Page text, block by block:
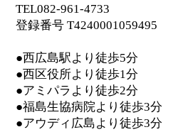
TEL082-961-4733
登録番号 T4240001059495
●西広島駅より徒歩5分
●西区役所より徒歩1分
●アミパラより徒歩2分
●福島生協病院より徒歩3分
●アウディ広島より徒歩3分